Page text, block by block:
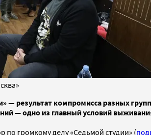
— результат компромисса разных
— одно из главный условий
громкому делу «Седьмой студии» (